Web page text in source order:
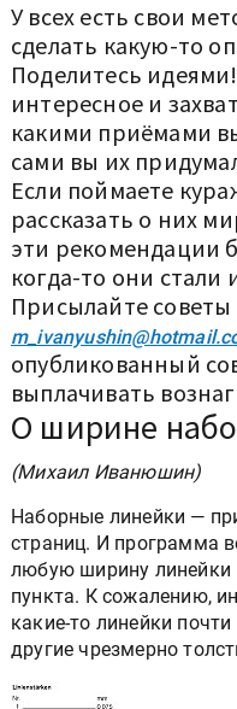
У всех есть свои
сделать какую-то
Поделитесь
интересное и
какими приёмами
сами вы их
Если поймаете
рассказать о них
эти рекомендации
когда-то они стали
Присылайте советы
опубликованный
выплачивать
О ширине
(Михаил Иванюшин)
Наборные линейки —
страниц. И программа
любую ширину линейки
пункта. К сожалению,
какие-то линейки
другие чрезмерно